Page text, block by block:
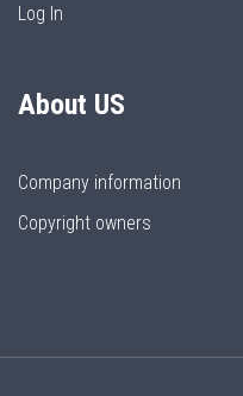
Log In
About US
Company information
Copyright owners